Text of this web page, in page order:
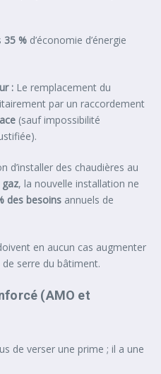
35 % d’économie d’énergie
: Le remplacement du
par un raccordement
(sauf impossibilité
d’installer des chaudières au
gaz, la nouvelle installation ne
des besoins annuels de
en aucun cas augmenter
serre du bâtiment.
(AMO et
de verser une prime ; il a une